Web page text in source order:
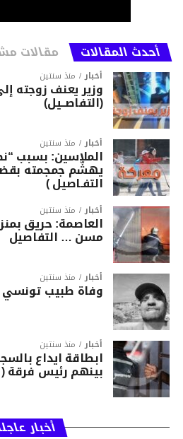
أحدث المقالات مقالات
أخبار منذ سنتين
وزير يعنف زوجته
(التفاصــيل)
أخبار منذ سنتين
الملاسين: بسبب
يهشّم جمجمته
التفـاصيل )
أخبار منذ سنتين
العاصمة: حريق
مسن … التفاصيل
أخبار منذ سنتين
وفاة طبيب
أخبار منذ سنتين
بينهم رئيس فرقة
أخبار